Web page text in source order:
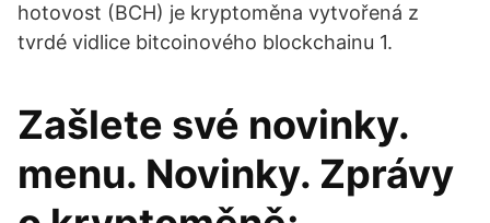
hotovost (BCH) je kryptoměna vytvořená z
tvrdé vidlice bitcoinového blockchainu 1.
Zašlete své novinky.
menu. Novinky. Zprávy